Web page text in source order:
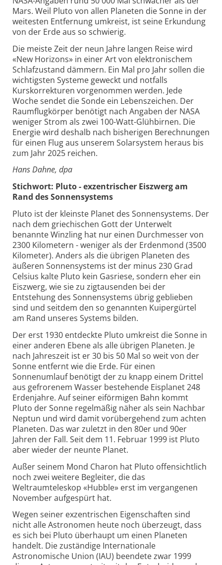
Mars. Weil Pluto von allen Planeten die Sonne in der
weitesten Entfernung umkreist, ist seine Erkundung
von der Erde aus so schwierig.
Die meiste Zeit der neun Jahre langen Reise wird
«New Horizons» in einer Art von elektronischem
Schlafzustand dämmern. Ein Mal pro Jahr sollen die
wichtigsten Systeme geweckt und notfalls
Kurskorrekturen vorgenommen werden. Jede
Woche sendet die Sonde ein Lebenszeichen. Der
Raumflugkörper benötigt nach Angaben der NASA
weniger Strom als zwei 100-Watt-Glühbirnen. Die
Energie wird deshalb nach bisherigen Berechnungen
für einen Flug aus unserem Solarsystem heraus bis
zum Jahr 2025 reichen.
Hans Dahne, dpa
Stichwort: Pluto - exzentrischer Eiszwerg am
Rand des Sonnensystems
Pluto ist der kleinste Planet des Sonnensystems. Der
nach dem griechischen Gott der Unterwelt
benannte Winzling hat nur einen Durchmesser von
2300 Kilometern - weniger als der Erdenmond (3500
Kilometer). Anders als die übrigen Planeten des
äußeren Sonnensystems ist der minus 230 Grad
Celsius kalte Pluto kein Gasriese, sondern eher ein
Eiszwerg, wie sie zu zigtausenden bei der
Entstehung des Sonnensystems übrig geblieben
sind und seitdem den so genannten Kuipergürtel
am Rand unseres Systems bilden.
Der erst 1930 entdeckte Pluto umkreist die Sonne in
einer anderen Ebene als alle übrigen Planeten. Je
nach Jahreszeit ist er 30 bis 50 Mal so weit von der
Sonne entfernt wie die Erde. Für einen
Sonnenumlauf benötigt der zu knapp einem Drittel
aus gefrorenem Wasser bestehende Eisplanet 248
Erdenjahre. Auf seiner eiförmigen Bahn kommt
Pluto der Sonne regelmäßig näher als sein Nachbar
Neptun und wird damit vorübergehend zum achten
Planeten. Das war zuletzt in den 80er und 90er
Jahren der Fall. Seit dem 11. Februar 1999 ist Pluto
aber wieder der neunte Planet.
Außer seinem Mond Charon hat Pluto offensichtlich
noch zwei weitere Begleiter, die das
Weltraumteleskop «Hubble» erst im vergangenen
November aufgespürt hat.
Wegen seiner exzentrischen Eigenschaften sind
nicht alle Astronomen heute noch überzeugt, dass
es sich bei Pluto überhaupt um einen Planeten
handelt. Die zuständige Internationale
Astronomische Union (IAU) beendete zwar 1999